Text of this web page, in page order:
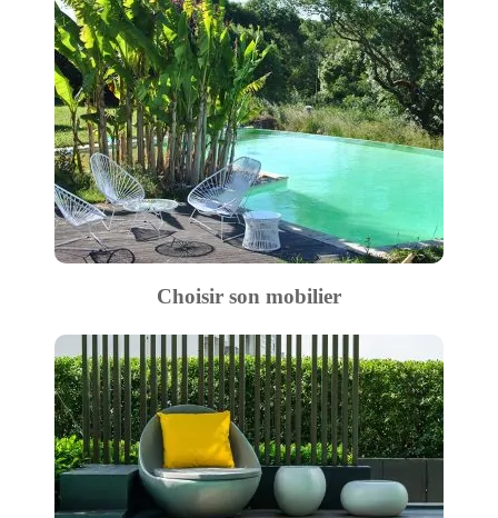
Choisir son mobilier